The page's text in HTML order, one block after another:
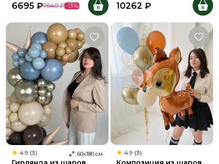
6695 ₽7640 ₽-13% 10262 ₽
4.9 (3) 60х180 см 4.9 (3)